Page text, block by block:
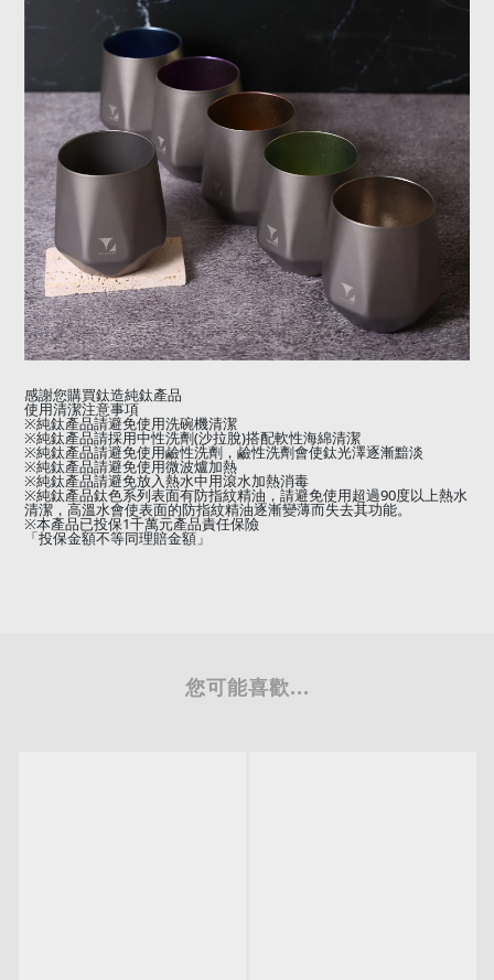
感謝您購買鈦造純鈦產品
使用清潔注意事項
※純鈦產品請避免使用洗碗機清潔
※純鈦產品請採用中性洗劑(沙拉脫)搭配軟性海綿清潔
※純鈦產品請避免使用鹼性洗劑，鹼性洗劑會使鈦光澤逐漸黯淡
※純鈦產品請避免使用微波爐加熱
※純鈦產品請避免放入熱水中用滾水加熱消毒
※純鈦產品鈦色系列表面有防指紋精油，請避免使用超過90度以上熱水
清潔，高溫水會使表面的防指紋精油逐漸變薄而失去其功能。
※本產品已投保1千萬元產品責任保險
「投保金額不等同理賠金額」
您可能喜歡...